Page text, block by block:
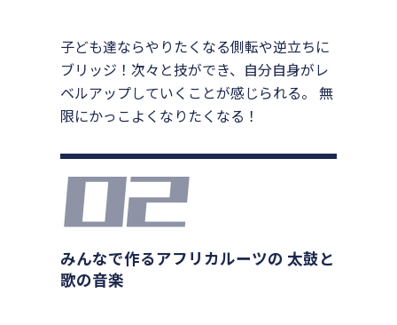
子ども達ならやりたくなる側転や逆立ちに
ブリッジ！次々と技ができ、自分自身がレ
ベルアップしていくことが感じられる。 無
限にかっこよくなりたくなる！
みんなで作るアフリカルーツの 太鼓と
歌の音楽